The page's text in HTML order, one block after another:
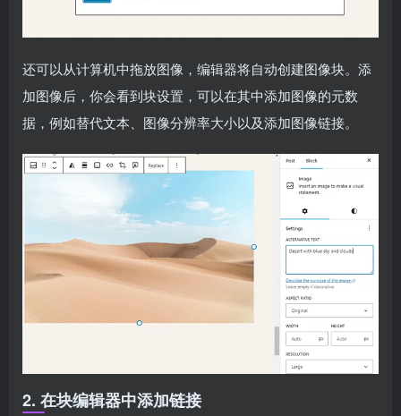
还可以从计算机中拖放图像，编辑器将自动创建图像块。添
加图像后，你会看到块设置，可以在其中添加图像的元数
据，例如替代文本、图像分辨率大小以及添加图像链接。
2. 在块编辑器中添加链接